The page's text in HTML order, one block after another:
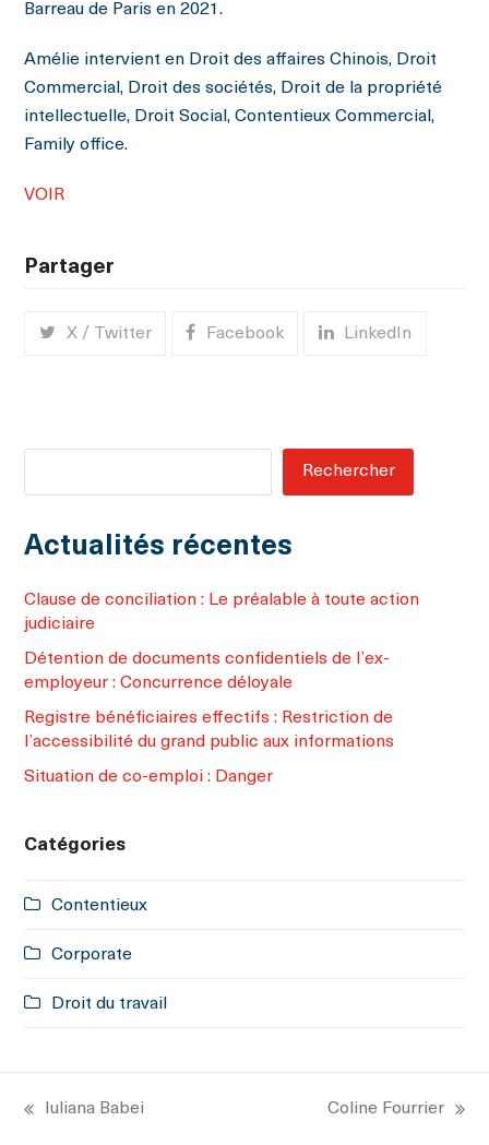
Barreau de Paris en 2021.
Amélie intervient en Droit des affaires Chinois, Droit
Commercial, Droit des sociétés, Droit de la propriété
intellectuelle, Droit Social, Contentieux Commercial,
Family office.
VOIR
Partager
X / Twitter Facebook LinkedIn
Rechercher
Actualités récentes
Clause de conciliation : Le préalable à toute action
judiciaire
Détention de documents confidentiels de l’ex-
employeur : Concurrence déloyale
Registre bénéficiaires effectifs : Restriction de
l’accessibilité du grand public aux informations
Situation de co-emploi : Danger
Catégories
Contentieux
Corporate
Droit du travail
Iuliana Babei Coline Fourrier